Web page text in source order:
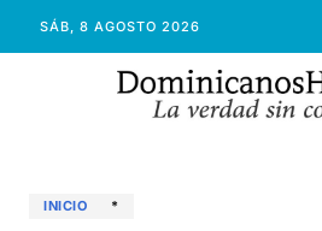
SÁB, 8 AGOSTO 2026
INICIO *